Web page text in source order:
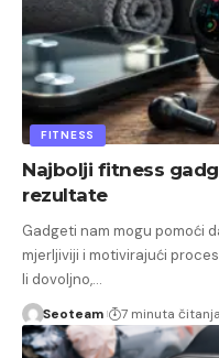
FITNESS
Najbolji fitness
rezultate
Gadgeti nam mogu pomoći
mjerljiviji i motivirajući
li dovoljno,…
Seoteam 7 minuta čitanja